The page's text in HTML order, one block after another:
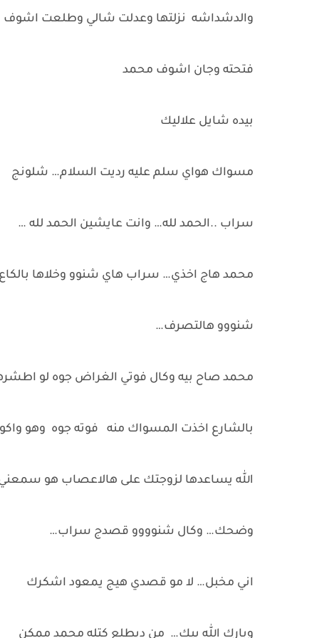
والدشداشه نزلتها وعدلت شالي وطلعت اشوف
فتحته وجان اشوف محمد
بيده شايل علاليك
مسواك هواي سلم عليه رديت السلام… شلونج
سراب ..الحمد لله… وانت عايشين الحمد لله …
محمد هاج اخذي… سراب هاي شنوو وخلاها
شنووو هالتصرف…
محمد صاح بيه وكال فوتي الغراض جوه لو
بالشارع اخذت المسواك منه فوته جوه وهو
الله يساعدها لزوجتك على هالاعصاب هو
وضحك… وكال شنوووو قصدج سراب…
اني مخبل… لا مو قصدي هيج يمعود اشكرك
وبارك الله بيك… من ديطلع كتله محمد ممكن